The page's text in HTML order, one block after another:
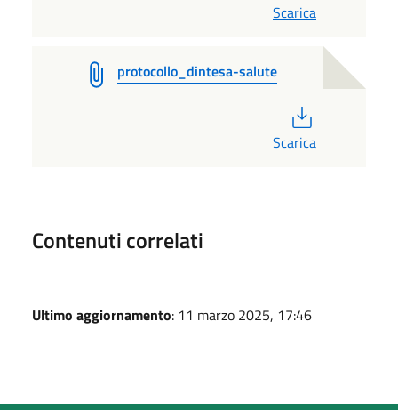
Scarica
protocollo_dintesa-salute
Scarica
Contenuti correlati
Ultimo aggiornamento: 11 marzo 2025, 17:46